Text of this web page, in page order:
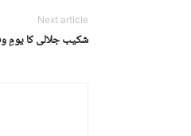
Next article
شکیب جلالی کا یومِ